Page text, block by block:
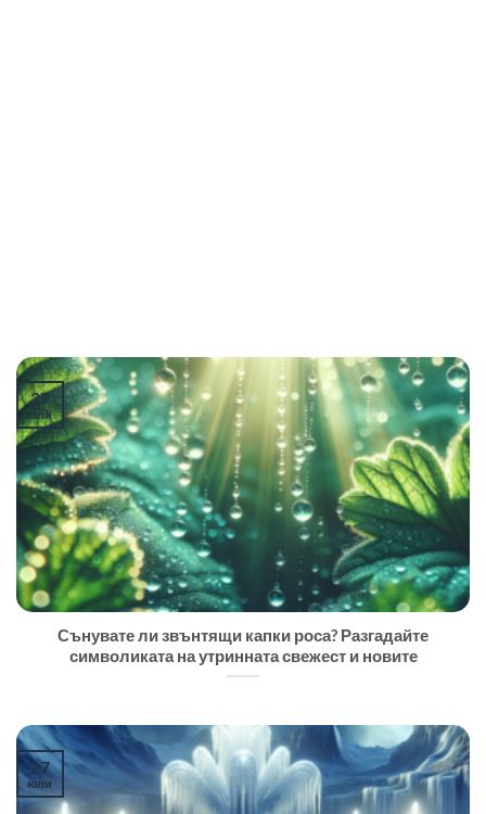
Сънувате ли звънтящи капки роса? Разгадайте
символиката на утринната свежест и новите
27
юли
27
юли